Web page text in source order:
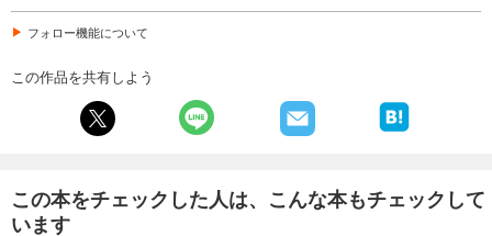
週刊東洋経済 2026/1/31・2/7合併号
円 (税込)
試し読み
フォロー機能について
この作品を共有しよう
この本をチェックした人は、こんな本もチェックして
います